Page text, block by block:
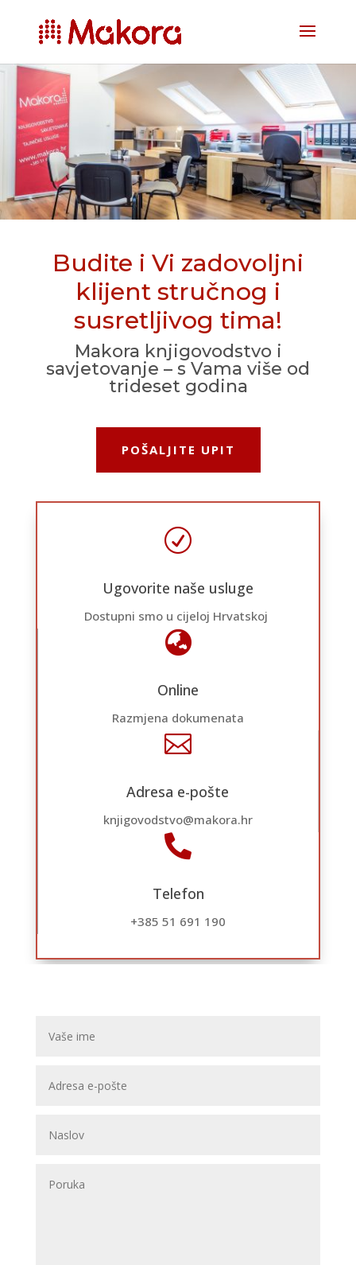
Budite i Vi zadovoljni
klijent stručnog i
susretljivog tima!
Makora knjigovodstvo i
savjetovanje – s Vama više od
trideset godina
POŠALJITE UPIT
R
Ugovorite naše usluge
Dostupni smo u cijeloj Hrvatskoj

Online
Razmjena dokumenata

Adresa e-pošte
knjigovodstvo@makora.hr

Telefon
+385 51 691 190